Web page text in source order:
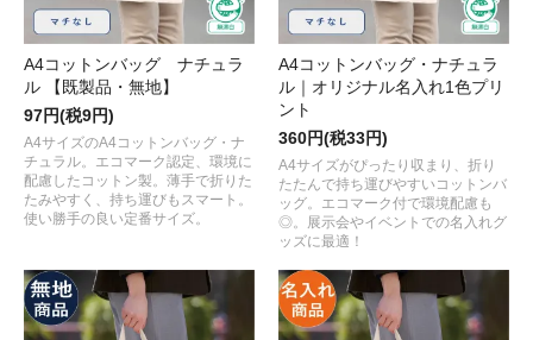
A4コットンバッグ ナチュラ
ル 【既製品・無地】
97円(税9円)
A4サイズのA4コットンバッグ・ナ
チュラル。エコマーク認定、環境に
配慮したコットン製。薄手で折りた
たみやすく、持ち運びもスマート。
使い勝手の良い定番サイズ。
A4コットンバッグ・ナチュラ
ル｜オリジナル名入れ1色プリ
ント
360円(税33円)
A4サイズがぴったり収まり、折り
たたんで持ち運びやすいコットンバ
ッグ。エコマーク付で環境配慮も
◎。展示会やイベントでの名入れグ
ッズに最適！